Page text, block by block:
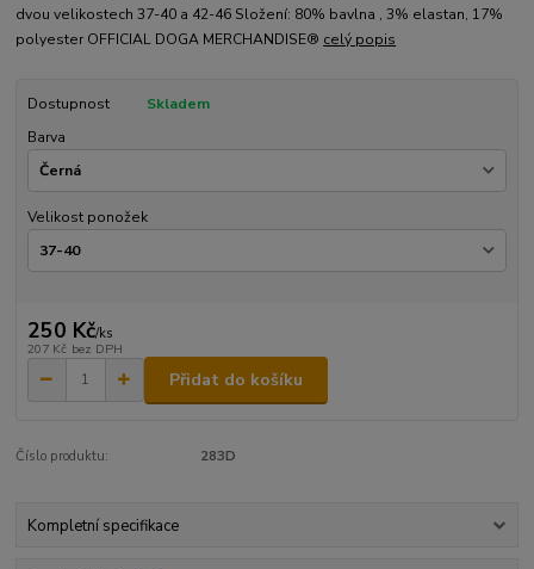
dvou velikostech 37-40 a 42-46 Složení: 80% bavlna , 3% elastan, 17%
polyester OFFICIAL DOGA MERCHANDISE® celý popis
Dostupnost
Skladem
Barva
Velikost ponožek
250 Kč/ks
207 Kč bez DPH
Přidat do košíku
Číslo produktu: 283D
Kompletní specifikace